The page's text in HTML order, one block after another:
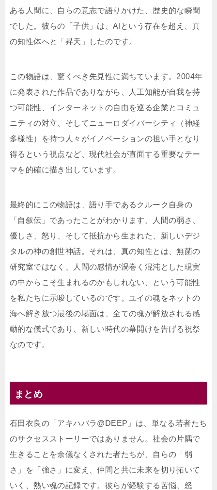
ある人間に、自らの意志で語りかけた、歴史的な瞬間
でした。彼らの「子供」は、AIという存在を超え、真
の知性体へと「昇天」したのです。
この物語は、驚くべき先見性に満ちています。2004年
に発表された作品でありながら、人工知能が自我を持
つ可能性、インターネットの自由を巡る企業とコミュ
ニティの対立、そしてニューロダイバーシティ（神経
多様性）を持つ人々がイノベーションの担い手となり
得るという視点など、現代社会が直面する重要なテー
マを的確に描き出しています。
最終的にこの物語は、語り手であるクルーク自身の
「自叙伝」であったことがわかります。人間の弱さ、
優しさ、怒り、そして抵抗から生まれた、新しいデジ
タルの神の創世神話。それは、真の知性とは、無菌の
研究室ではなく、人間の感情が渦巻く混沌とした現実
の中からこそ生まれるのかもしれない、という可能性
を私たちに示唆しているのです。ユイの魂をネットの
海へ解き放つ最後の場面は、全ての魂が解放される感
動的な儀式であり、新しい時代の幕開けを告げる祝祭
なのです。
まとめ
石田衣良の「アキハバラ@DEEP」は、単なる若者たち
のサクセスストーリーではありません。社会の片隅で
生きることを余儀なくされた者たちが、自らの「弱
さ」を「強さ」に変え、仲間と共に未来を切り拓いて
いく、熱い魂の記録です。彼らが経験する苦悩、怒